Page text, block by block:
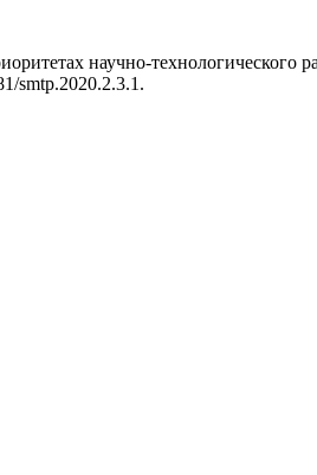
научно-технологического
smtp.2020.2.3.1.